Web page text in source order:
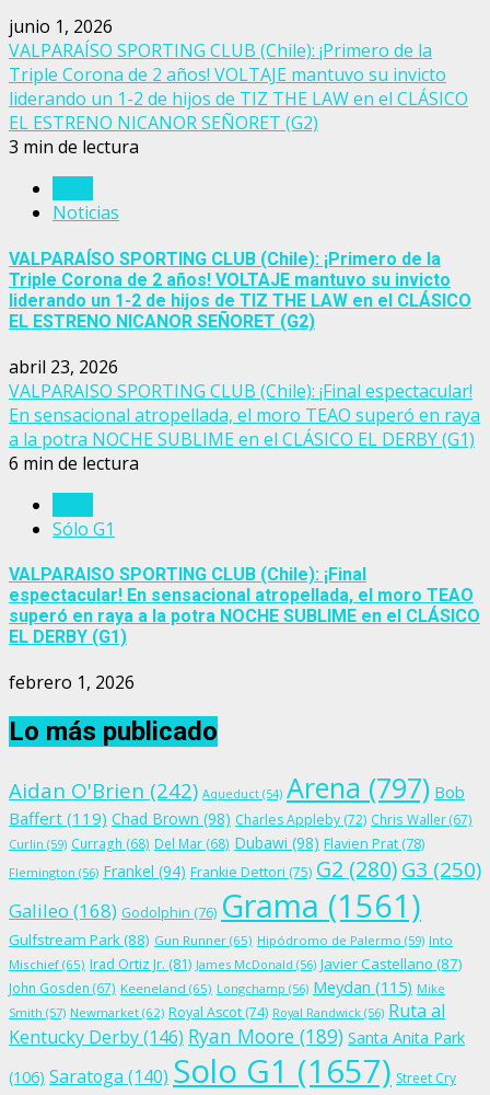
junio 1, 2026
VALPARAÍSO SPORTING CLUB (Chile): ¡Primero de la
Triple Corona de 2 años! VOLTAJE mantuvo su invicto
liderando un 1-2 de hijos de TIZ THE LAW en el CLÁSICO
EL ESTRENO NICANOR SEÑORET (G2)
3 min de lectura
Noticias
VALPARAÍSO SPORTING CLUB (Chile): ¡Primero de la
Triple Corona de 2 años! VOLTAJE mantuvo su invicto
liderando un 1-2 de hijos de TIZ THE LAW en el CLÁSICO
EL ESTRENO NICANOR SEÑORET (G2)
abril 23, 2026
VALPARAISO SPORTING CLUB (Chile): ¡Final espectacular!
En sensacional atropellada, el moro TEAO superó en raya
a la potra NOCHE SUBLIME en el CLÁSICO EL DERBY (G1)
6 min de lectura
Sólo G1
VALPARAISO SPORTING CLUB (Chile): ¡Final
espectacular! En sensacional atropellada, el moro TEAO
superó en raya a la potra NOCHE SUBLIME en el CLÁSICO
EL DERBY (G1)
febrero 1, 2026
Lo más publicado
Aidan O'Brien (242) Aqueduct (54) Arena (797) Bob
Baffert (119) Chad Brown (98) Charles Appleby (72) Chris Waller(67)
Curlin (59) Curragh (68) Del Mar (68) Dubawi (98) Flavien Prat (78)
Flemington (56) Frankel (94) Frankie Dettori (75) G2 (280)G3 (250)
Galileo (168) Godolphin (76) Grama (1561)
Gulfstream Park(88) Gun Runner (65) Hipódromo de Palermo (59) Into
Mischief (65) Irad Ortiz Jr. (81) James McDonald (56) Javier Castellano (87)
John Gosden (67) Keeneland (65) Longchamp (56) Meydan (115) Mike
Smith (57) Newmarket (62) Royal Ascot (74) Royal Randwick (56) Ruta al
Kentucky Derby(146) Ryan Moore (189) Santa Anita Park
(106) Saratoga (140) Solo G1 (1657) Street Cry